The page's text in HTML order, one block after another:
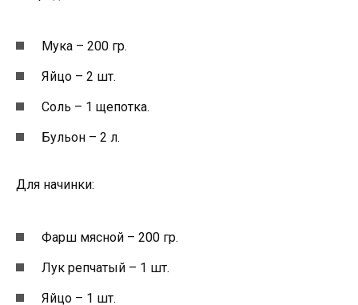
Мука – 200 гр.
Яйцо – 2 шт.
Соль – 1 щепотка.
Бульон – 2 л.
Для начинки:
Фарш мясной – 200 гр.
Лук репчатый – 1 шт.
Яйцо – 1 шт.